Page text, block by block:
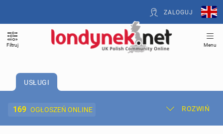
ZALOGUJ
Filtruj Menu
USŁUGI
169 OGŁOSZEŃ ONLINE ROZWIŃ